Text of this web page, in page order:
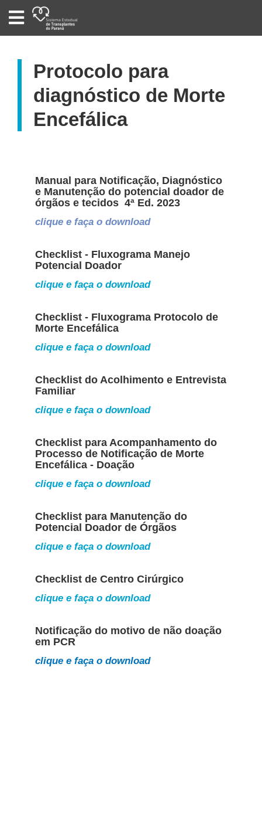
SISTEMA
ESTADUAL
TRANSPLANTES
Protocolo para
diagnóstico de Morte
Encefálica
Manual para Notificação, Diagnóstico
e Manutenção do potencial doador de
órgãos e tecidos 4ª Ed. 2023
clique e faça o download
Checklist - Fluxograma Manejo
Potencial Doador
clique e faça o download
Checklist - Fluxograma Protocolo de
Morte Encefálica
clique e faça o download
Checklist do Acolhimento e Entrevista
Familiar
clique e faça o download
Checklist para Acompanhamento do
Processo de Notificação de Morte
Encefálica - Doação
clique e faça o download
Checklist para Manutenção do
Potencial Doador de Órgãos
clique e faça o download
Checklist de Centro Cirúrgico
clique e faça o download
Notificação do motivo de não doação
em PCR
clique e faça o download